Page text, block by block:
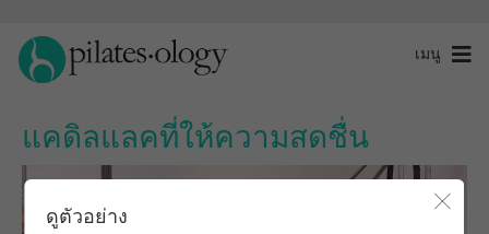
เมนู
แคดิลแลคที่ให้ความสดชื่น
ดูตัวอย่าง